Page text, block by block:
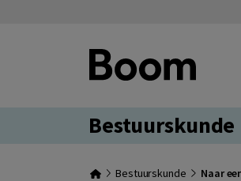
Bestuurskunde
Bestuurskunde Naar